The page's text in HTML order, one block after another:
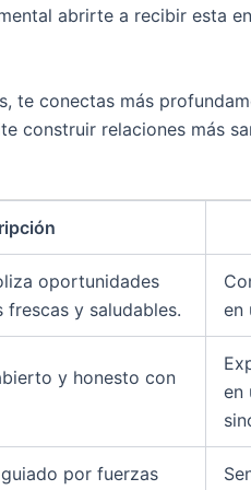
abrirte a recibir esta
te conectas más
construir relaciones más
oportunidades
frescas y saludables.
en
y honesto con
en
por fuerzas